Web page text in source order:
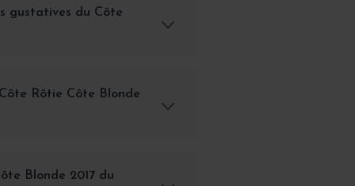
gustatives du Côte
Rôtie Côte Blonde
Blonde 2017 du